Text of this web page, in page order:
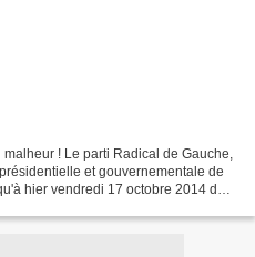
! Le parti Radical de Gauche,
et gouvernementale de
hier vendredi 17 octobre 2014 de